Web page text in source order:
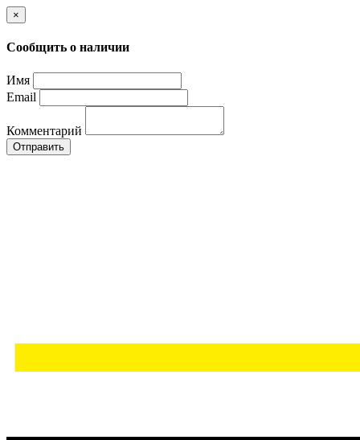
×
Сообщить о наличии
Имя
Email
Комментарий
Отправить